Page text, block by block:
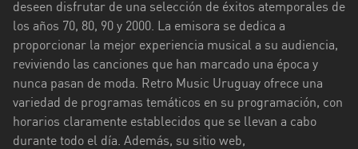
Montevideo
Paysandú
Rocha
Salto
deseen disfrutar de una selección de éxitos atemporales de
los años 70, 80, 90 y 2000. La emisora se dedica a
proporcionar la mejor experiencia musical a su audiencia,
reviviendo las canciones que han marcado una época y
nunca pasan de moda. Retro Music Uruguay ofrece una
variedad de programas temáticos en su programación, con
horarios claramente establecidos que se llevan a cabo
durante todo el día. Además, su sitio web,